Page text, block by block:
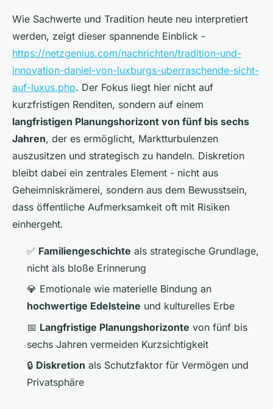
Wie Sachwerte und Tradition heute neu interpretiert
werden, zeigt dieser spannende Einblick -
https://netzgenius.com/nachrichten/tradition-und-
innovation-daniel-von-luxburgs-uberraschende-sicht-
auf-luxus.php. Der Fokus liegt hier nicht auf
kurzfristigen Renditen, sondern auf einem
langfristigen Planungshorizont von fünf bis sechs
Jahren, der es ermöglicht, Marktturbulenzen
auszusitzen und strategisch zu handeln. Diskretion
bleibt dabei ein zentrales Element - nicht aus
Geheimniskrämerei, sondern aus dem Bewusstsein,
dass öffentliche Aufmerksamkeit oft mit Risiken
einhergeht.
✅ Familiengeschichte als strategische Grundlage,
nicht als bloße Erinnerung
💎 Emotionale wie materielle Bindung an
hochwertige Edelsteine und kulturelles Erbe
📅 Langfristige Planungshorizonte von fünf bis
sechs Jahren vermeiden Kurzsichtigkeit
🔒 Diskretion als Schutzfaktor für Vermögen und
Privatsphäre